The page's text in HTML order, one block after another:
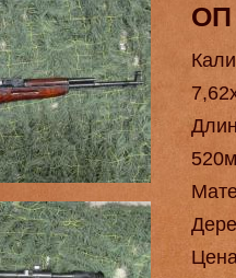
ОП